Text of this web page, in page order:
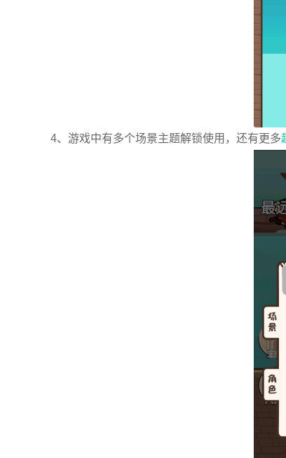
4、游戏中有多个场景主题解锁使用，还有更多